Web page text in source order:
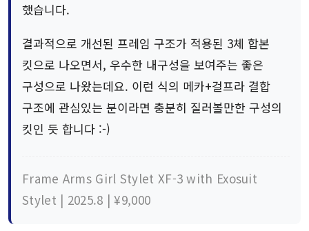
했습니다.
결과적으로 개선된 프레임 구조가 적용된 3체 합본
킷으로 나오면서, 우수한 내구성을 보여주는 좋은
구성으로 나왔는데요. 이런 식의 메카+걸프라 결합
구조에 관심있는 분이라면 충분히 질러볼만한 구성의
킷인 듯 합니다 :-)
Frame Arms Girl Stylet XF-3 with Exosuit
Stylet | 2025.8 | ¥9,000